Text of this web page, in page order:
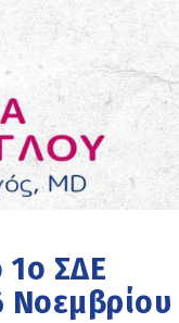
ΣΔΕ
Νοεμβρίου